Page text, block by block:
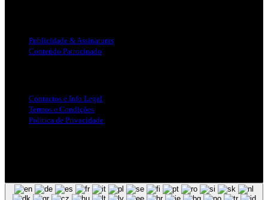
Publicidade & Assinaturas
Conteúdo Patrocinado
Contactos e Info Legal
Termos e Condições
Politica de Privacidade